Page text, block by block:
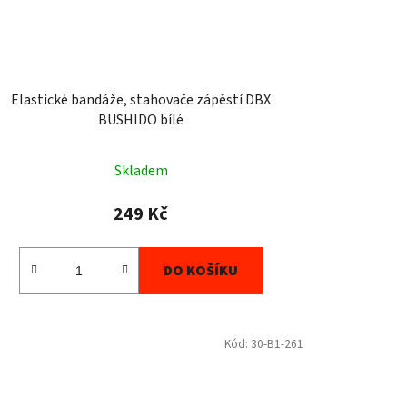
Elastické bandáže, stahovače zápěstí DBX
BUSHIDO bílé
Skladem
249 Kč
DO KOŠÍKU
Kód: 30-B1-261